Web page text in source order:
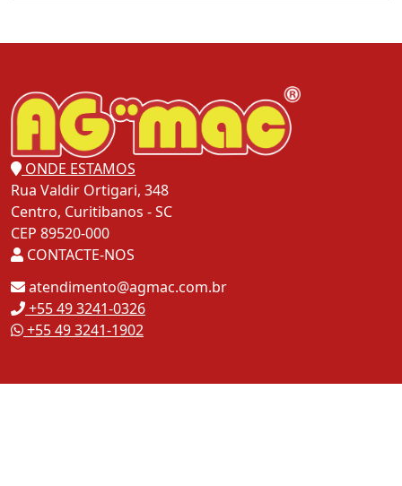
ONDE ESTAMOS
Rua Valdir Ortigari, 348
Centro, Curitibanos - SC
CEP 89520-000
CONTACTE-NOS
atendimento@agmac.com.br
+55 49 3241-0326
+55 49 3241-1902